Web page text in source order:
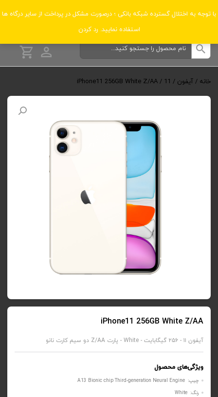
با توجه به اختلال گسترده شبکه بانکی ؛ درصورت مشکل در پرداخت از سایر درگاه ها
استفاده نمایید. رد کردن
دسته‌بندی‌ها
خانه / آیفون /
11
/ iPhone11 256GB White Z/AA
iPhone11 256GB White Z/AA
آیفون ۱۱ - ۲۵۶ گیگابایت - White - پارت Z/AA دو سیم کارت نانو
ویژگی‌های محصول
چیپ: A13 Bionic chip Third‑generation Neural Engine
رنگ: White